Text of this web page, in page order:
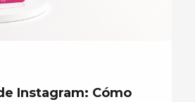
Instagram: Cómo